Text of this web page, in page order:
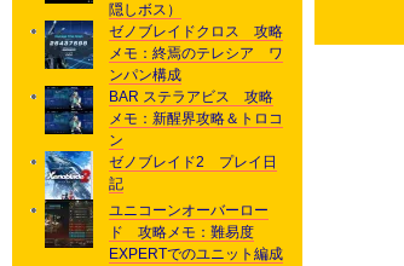
隠しボス）
ゼノブレイドクロス 攻略
メモ：終焉のテレシア ワ
ンパン構成
BAR ステラアビス 攻略
メモ：新醒界攻略＆トロコ
ン
ゼノブレイド2 プレイ日
記
ユニコーンオーバーロー
ド 攻略メモ：難易度
EXPERTでのユニット編成